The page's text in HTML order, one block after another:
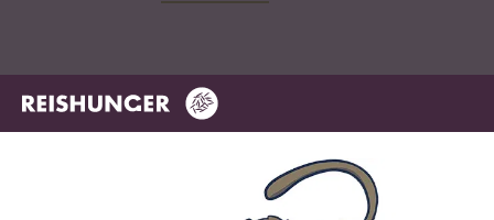
Infos zur Echtheit der Bewertungen